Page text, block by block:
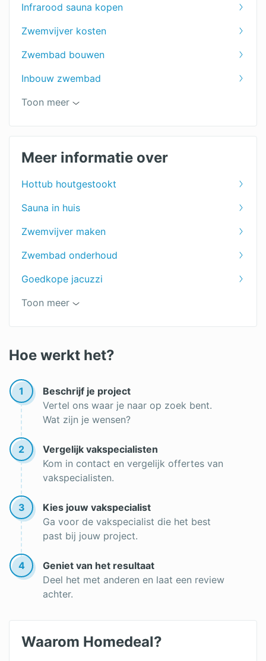
Infrarood sauna kopen
Zwemvijver kosten
Zwembad bouwen
Inbouw zwembad
Hottub kopen
Jacuzzi kopen
Sauna kopen
Toon meer
Meer informatie over
Hottub houtgestookt
Sauna in huis
Zwemvijver maken
Zwembad onderhoud
Goedkope jacuzzi
Jacuzzi in de tuin
Zwembad tuin
Toon meer
Hoe werkt het?
1
Beschrijf je project
Vertel ons waar je naar op zoek bent.
Wat zijn je wensen?
2
Vergelijk vakspecialisten
Kom in contact en vergelijk offertes van
vakspecialisten.
3
Kies jouw vakspecialist
Ga voor de vakspecialist die het best
past bij jouw project.
4
Geniet van het resultaat
Deel het met anderen en laat een review
achter.
Waarom Homedeal?